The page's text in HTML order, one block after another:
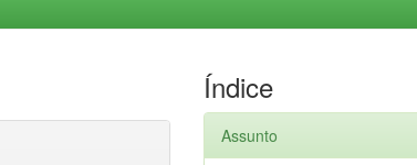
Índice
Assunto